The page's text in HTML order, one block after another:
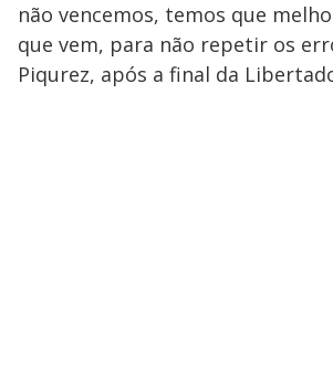
não vencemos, temos que
que vem, para não repetir os
Piqurez, após a final da